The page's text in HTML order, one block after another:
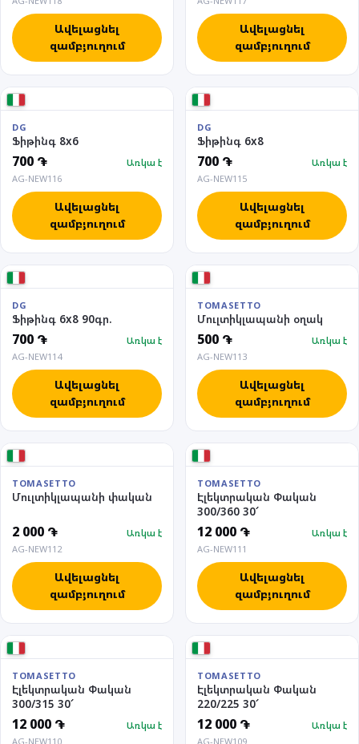
Ավելացնել
զամբյուղում
Ավելացնել
զամբյուղում
DG
Ֆիթինգ 8x6
700 ֏
Առկա է
AG-NEW116
Ավելացնել
զամբյուղում
DG
Ֆիթինգ 6x8
700 ֏
Առկա է
AG-NEW115
Ավելացնել
զամբյուղում
DG
Ֆիթինգ 6x8 90գր.
700 ֏
Առկա է
AG-NEW114
Ավելացնել
զամբյուղում
TOMASETTO
Մուլտիկլապանի օղակ
500 ֏
Առկա է
AG-NEW113
Ավելացնել
զամբյուղում
TOMASETTO
Մուլտիկլապանի փական
2 000 ֏
Առկա է
AG-NEW112
Ավելացնել
զամբյուղում
TOMASETTO
Էլեկտրական Փական
300/360 30՜
12 000 ֏
Առկա է
AG-NEW111
Ավելացնել
զամբյուղում
TOMASETTO
Էլեկտրական Փական
300/315 30՜
12 000 ֏
Առկա է
AG-NEW110
TOMASETTO
Էլեկտրական Փական
220/225 30՜
12 000 ֏
Առկա է
AG-NEW109